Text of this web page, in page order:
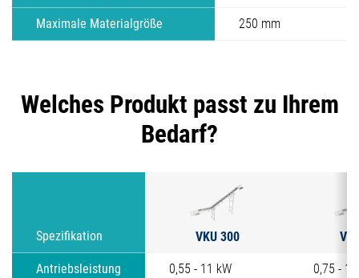
Maximale Materialgröße 250 mm
Welches Produkt passt zu Ihrem
Bedarf?
Spezifikation VKU 300
Antriebsleistung 0,55 - 11 kW 0,75 -